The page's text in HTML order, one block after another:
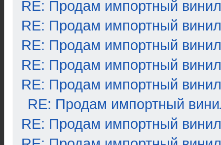
RE: Продам импортный винил
RE: Продам импортный винил
RE: Продам импортный винил
RE: Продам импортный винил
RE: Продам импортный винил
RE: Продам импортный
RE: Продам импортный винил